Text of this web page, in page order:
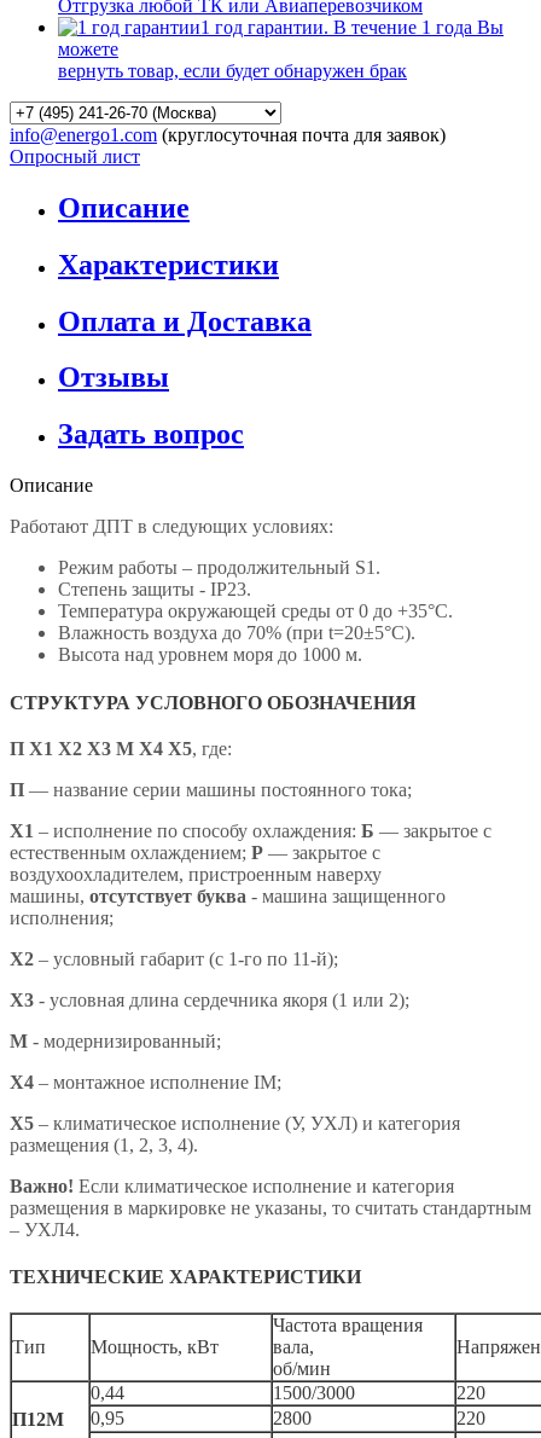
Отгрузка любой ТК или Авиаперевозчиком
1 год гарантии. В течение 1 года Вы
можете
вернуть товар, если будет обнаружен брак
info@energo1.com (круглосуточная почта для заявок)
Опросный лист
Описание
Характеристики
Оплата и Доставка
Отзывы
Задать вопрос
Описание
Работают ДПТ в следующих условиях:
Режим работы – продолжительный S1.
Степень защиты - IP23.
Температура окружающей среды от 0 до +35°С.
Влажность воздуха до 70% (при t=20±5°С).
Высота над уровнем моря до 1000 м.
СТРУКТУРА УСЛОВНОГО ОБОЗНАЧЕНИЯ
П Х1 Х2 Х3 М Х4 X5, где:
П — название серии машины постоянного тока;
X1 – исполнение по способу охлаждения: Б — закрытое с
естественным охлаждением; Р — закрытое с
воздухоохладителем, пристроенным наверху
машины, отсутствует буква - машина защищенного
исполнения;
X2 – условный габарит (с 1-го по 11-й);
X3 - условная длина сердечника якоря (1 или 2);
М - модернизированный;
Х4 – монтажное исполнение IM;
X5 – климатическое исполнение (У, УХЛ) и категория
размещения (1, 2, 3, 4).
Важно! Если климатическое исполнение и категория
размещения в маркировке не указаны, то считать стандартным
– УХЛ4.
ТЕХНИЧЕСКИЕ ХАРАКТЕРИСТИКИ
Тип Мощность, кВт
Частота вращения
вала,
об/мин
П12М
0,44 1500/3000
220
0,95
2800
220